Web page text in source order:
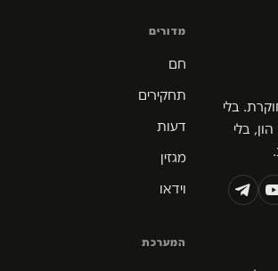
בלי
בלי
מדורים
חם
תחקירים
דעות
מגזין
וידאו
המערכת